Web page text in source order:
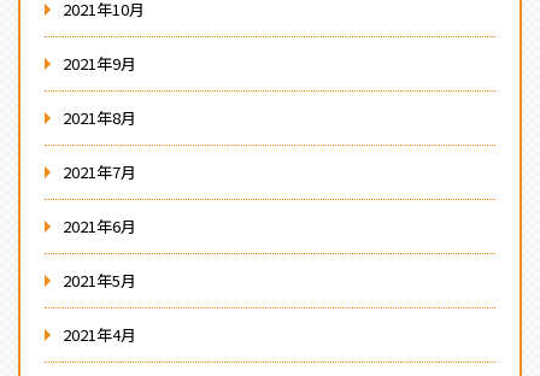
2021年10月
2021年9月
2021年8月
2021年7月
2021年6月
2021年5月
2021年4月